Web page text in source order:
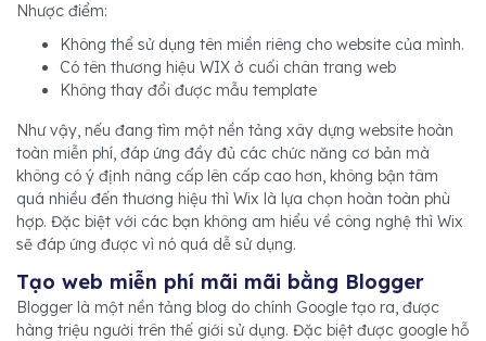
Nhược điểm:
Không thể sử dụng tên miền riêng cho website của mình.
Có tên thương hiệu WIX ở cuối chân trang web
Không thay đổi được mẫu template
Như vậy, nếu đang tìm một nền tảng xây dựng website hoàn
toàn miễn phí, đáp ứng đầy đủ các chức năng cơ bản mà
không có ý định nâng cấp lên cấp cao hơn, không bận tâm
quá nhiều đến thương hiệu thì Wix là lựa chọn hoàn toàn phù
hợp. Đặc biệt với các bạn không am hiểu về công nghệ thì Wix
sẽ đáp ứng được vì nó quá dễ sử dụng.
Tạo web miễn phí mãi mãi bằng Blogger
Blogger là một nền tảng blog do chính Google tạo ra, được
hàng triệu người trên thế giới sử dụng. Đặc biệt được google hỗ